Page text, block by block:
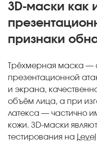
3D-маски как
признаки
Трёхмерная маска —
презентационной
и экрана,
объём лица, а при
латекса — частично
кожи. 3D-маски
тестирования на
Level